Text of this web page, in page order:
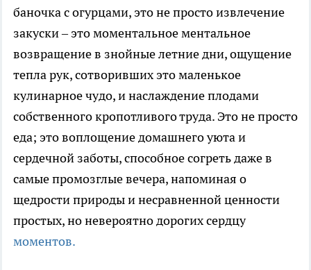
баночка с огурцами, это не просто извлечение
закуски – это моментальное ментальное
возвращение в знойные летние дни, ощущение
тепла рук, сотворивших это маленькое
кулинарное чудо, и наслаждение плодами
собственного кропотливого труда. Это не просто
еда; это воплощение домашнего уюта и
сердечной заботы, способное согреть даже в
самые промозглые вечера, напоминая о
щедрости природы и несравненной ценности
простых, но невероятно дорогих сердцу
моментов.